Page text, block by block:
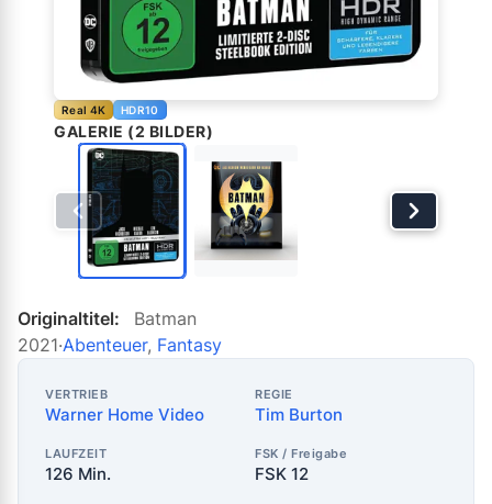
Real 4K HDR10
GALERIE (2 BILDER)
Originaltitel:
Batman
2021·Abenteuer, Fantasy
VERTRIEB
Warner Home Video
REGIE
Tim Burton
LAUFZEIT
126 Min.
FSK / Freigabe
FSK 12